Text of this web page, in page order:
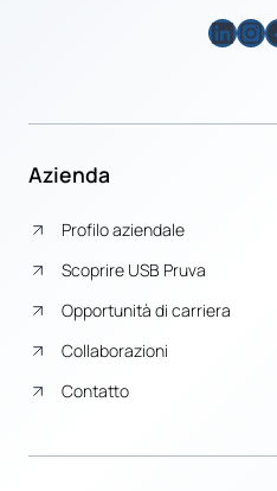
Azienda
Profilo aziendale
Scoprire USB Pruva
Opportunità di carriera
Collaborazioni
Contatto